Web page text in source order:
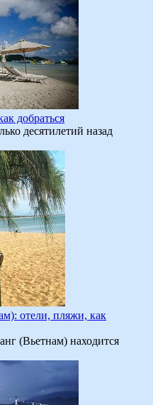
добраться
десятилетий назад
отели, пляжи, как
(Вьетнам) находится